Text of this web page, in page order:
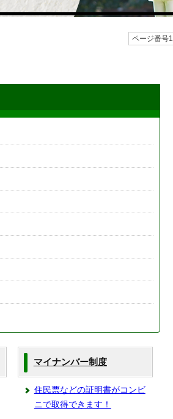
ページ番号
マイナンバー制度
住民票などの証明書がコンビ
ニで取得できます！